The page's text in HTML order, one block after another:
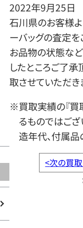
2022年9月25日
石川県のお客様よ
ーバッグの査定を
お品物の状態など
したところご了
取させていただき
※買取実績の『買
るものではござ
造年代、付属品
<次の買